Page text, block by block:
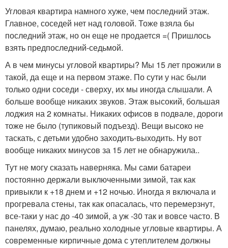
Угловая квартира намного хуже, чем последний этаж.
Главное, соседей нет над головой. Тоже взяла бы
последний этаж, но он еще не продается =( Пришлось
взять предпоследний-седьмой.
А в чем минусы угловой квартиры? Мы 15 лет прожили в
такой, да еще и на первом этаже. По сути у нас были
только одни соседи - сверху, их мы иногда слышали. А
больше вообще никаких звуков. Этаж высокий, большая
лоджия на 2 комнаты. Никаких офисов в подвале, дороги
тоже не было (тупиковый подъезд). Вещи высоко не
таскать, с детьми удобно заходить-выходить. Ну вот
вообще никаких минусов за 15 лет не обнаружила..
Тут не могу сказать наверняка. Мы сами батареи
постоянно держали выключенными зимой, так как
привыкли к +18 днем и +12 ночью. Иногда я включала и
прогревала стены, так как опасалась, что перемерзнут,
все-таки у нас до -40 зимой, а уж -30 так и вовсе часто. В
панелях, думаю, реально холодные угловые квартиры. А
современные кирпичные дома с утеплителем должны